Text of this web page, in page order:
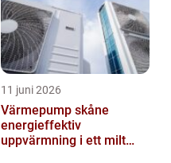
11 juni 2026
Värmepump skåne
energieffektiv
uppvärmning i ett milt